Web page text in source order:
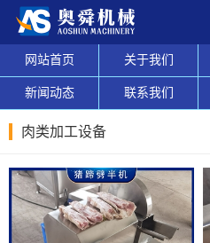
网站首页 关于我们
新闻动态 联系我们
肉类加工设备